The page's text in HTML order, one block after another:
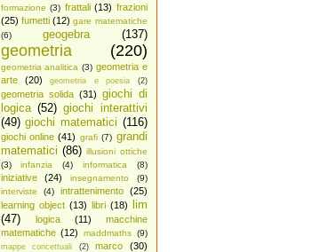
formazione (3) frattali (13) frazioni
(25) fumetti (12) gare matematiche
(6)
geogebra (137)
geometria (220)
geometria analitica (3) geometria e
arte
(20) geometria e poesia (2)
geometria solida (31) giochi di
logica (52) giochi interattivi
(49) giochi matematici (116)
giochi online (41) grafi (7) grandi
matematici (86) illusioni ottiche
(3)
infanzia (4) informatica (8)
iniziative (24) insegnamento
(9)
interviste
(4) intrattenimento
(25)
learning object (13) libri (18)
lim
(47)
logica (11)
macchine
matematiche (12) maddmaths (9)
mappe concettuali (2) marco (30)